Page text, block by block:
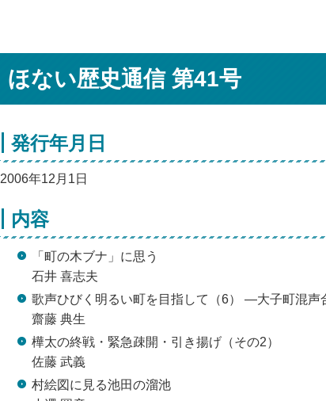
ほない歴史通信 第41号
発行年月日
2006年12月1日
内容
「町の木ブナ」に思う
石井 喜志夫
歌声ひびく明るい町を目指して（6） ―大子町混声
齋藤 典生
樺太の終戦・緊急疎開・引き揚げ（その2）
佐藤 武義
村絵図に見る池田の溜池